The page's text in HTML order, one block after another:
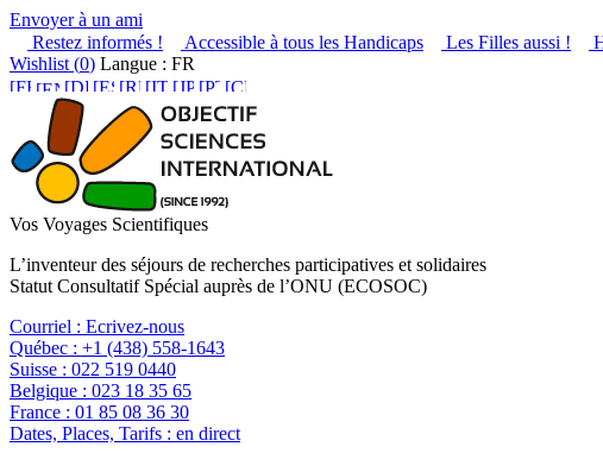
Envoyer à un ami
Restez informés !
Accessible à tous les Handicaps Les Filles aussi !
Wishlist (0) Langue : FR
Vos Voyages Scientifiques
L’inventeur des séjours de recherches participatives et solidaires
Statut Consultatif Spécial auprès de l’ONU (ECOSOC)
Courriel : Ecrivez-nous
Québec : +1 (438) 558-1643
Suisse : 022 519 0440
Belgique : 023 18 35 65
France : 01 85 08 36 30
Dates, Places, Tarifs : en direct